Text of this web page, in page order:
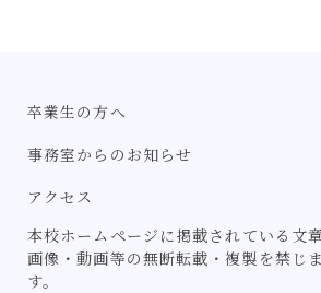
卒業生の方へ
事務室からのお知らせ
アクセス
本校ホームページに掲載されている文
画像・動画等の無断転載・複製を禁じま
す。